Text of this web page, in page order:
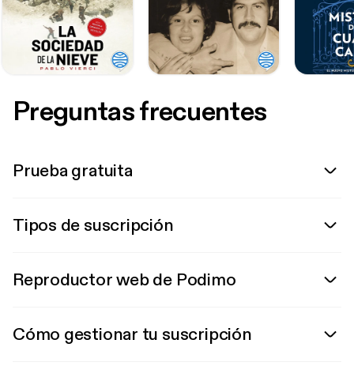
Preguntas frecuentes
Prueba gratuita
Tipos de suscripción
Reproductor web de Podimo
Cómo gestionar tu suscripción